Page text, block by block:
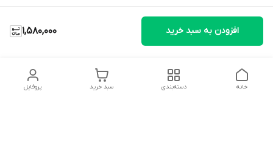
1,580,000 افزودن به سبد خرید
پروفایل سبد خرید دسته‌بندی خانه